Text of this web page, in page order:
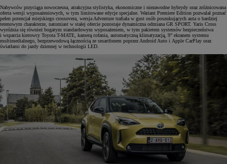
Nabywców przyciąga nowoczesna, atrakcyjna stylistyka, ekonomiczne i niezawodne hybrydy oraz zróżnicowana
oferta wersji wyposażeniowych, w tym limitowane edycje specjalne. Wariant Premiere Edition pozwalał poznać
pełen potencjał miejskiego crossovera, wersja Adventure trafiała w gust osób poszukujących auta o bardziej
terenowym charakterze, natomiast w stałej ofercie pozostaje dynamiczna odmiana GR SPORT. Yaris Cross
wyróżnia się również bogatym standardowym wyposażeniem, w tym pakietem systemów bezpieczeństwa
i wsparcia kierowcy Toyota T-MATE, kamerą cofania, automatyczną klimatyzacją, 9” ekranem systemu
multimedialnego, bezprzewodową łącznością ze smartfonem poprzez Android Auto i Apple CarPlay oraz
światłami do jazdy dziennej w technologii LED.